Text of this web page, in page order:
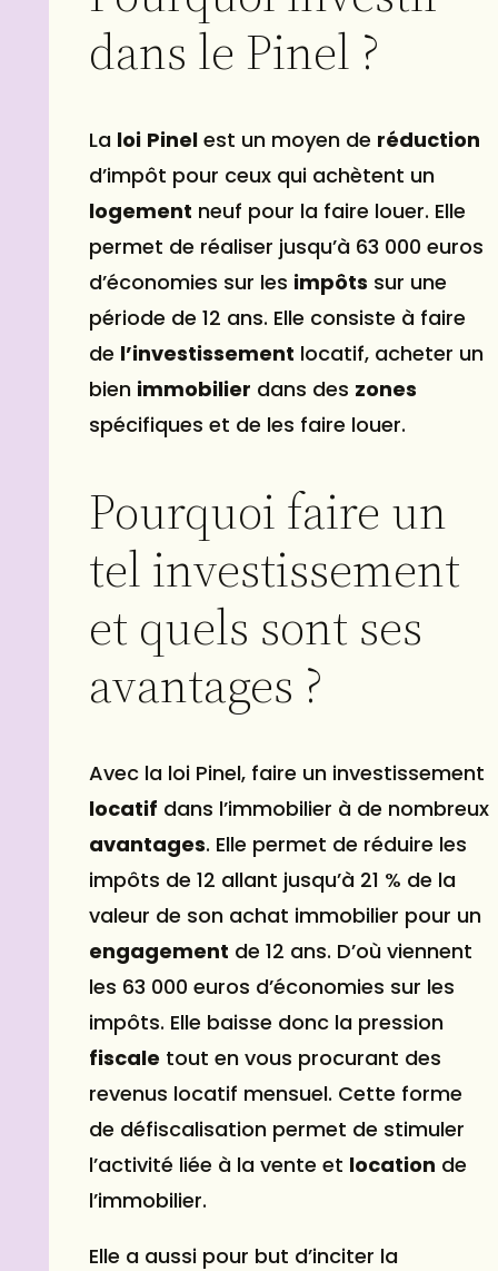
dans le Pinel ?
La loi Pinel est un moyen de réduction
d’impôt pour ceux qui achètent un
logement neuf pour la faire louer. Elle
permet de réaliser jusqu’à 63 000 euros
d’économies sur les impôts sur une
période de 12 ans. Elle consiste à faire
de l’investissement locatif, acheter un
bien immobilier dans des zones
spécifiques et de les faire louer.
Pourquoi faire un
tel investissement
et quels sont ses
avantages ?
Avec la loi Pinel, faire un investissement
locatif dans l’immobilier à de nombreux
avantages. Elle permet de réduire les
impôts de 12 allant jusqu’à 21 % de la
valeur de son achat immobilier pour un
engagement de 12 ans. D’où viennent
les 63 000 euros d’économies sur les
impôts. Elle baisse donc la pression
fiscale tout en vous procurant des
revenus locatif mensuel. Cette forme
de défiscalisation permet de stimuler
l’activité liée à la vente et location de
l’immobilier.
Elle a aussi pour but d’inciter la